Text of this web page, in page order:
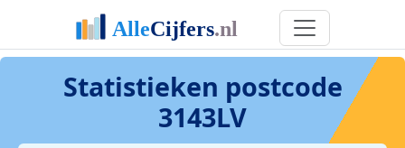
Statistieken postcode
3143LV